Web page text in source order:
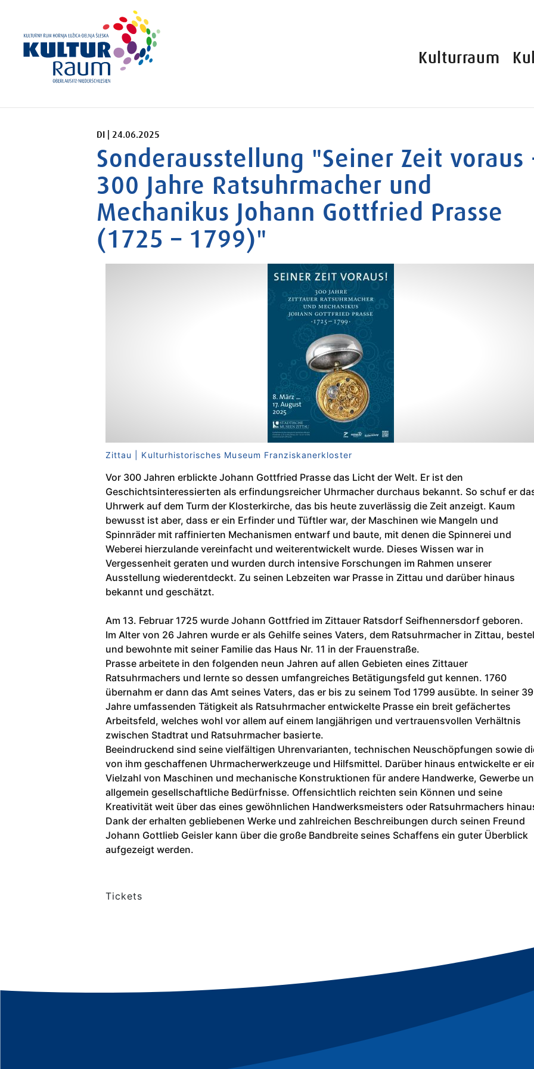
Kulturraum
DIENSTAG 24.06.2025
DI | 24.06.2025
Sonderausstellung "Seiner Zeit voraus
300 Jahre Ratsuhrmacher und
Mechanikus Johann Gottfried Prasse
(1725 – 1799)"
Zittau | Kulturhistorisches Museum Franziskanerkloster
Vor 300 Jahren erblickte Johann Gottfried Prasse das Licht der Welt. Er ist den
Geschichtsinteressierten als erfindungsreicher Uhrmacher durchaus bekannt. So schuf er
Uhrwerk auf dem Turm der Klosterkirche, das bis heute zuverlässig die Zeit anzeigt. Kaum
bewusst ist aber, dass er ein Erfinder und Tüftler war, der Maschinen wie Mangeln und
Spinnräder mit raffinierten Mechanismen entwarf und baute, mit denen die Spinnerei und
Weberei hierzulande vereinfacht und weiterentwickelt wurde. Dieses Wissen war in
Vergessenheit geraten und wurden durch intensive Forschungen im Rahmen unserer
Ausstellung wiederentdeckt. Zu seinen Lebzeiten war Prasse in Zittau und darüber hinaus
bekannt und geschätzt.
Am 13. Februar 1725 wurde Johann Gottfried im Zittauer Ratsdorf Seifhennersdorf geboren.
Im Alter von 26 Jahren wurde er als Gehilfe seines Vaters, dem Ratsuhrmacher in Zittau,
und bewohnte mit seiner Familie das Haus Nr. 11 in der Frauenstraße.
Prasse arbeitete in den folgenden neun Jahren auf allen Gebieten eines Zittauer
Ratsuhrmachers und lernte so dessen umfangreiches Betätigungsfeld gut kennen. 1760
übernahm er dann das Amt seines Vaters, das er bis zu seinem Tod 1799 ausübte. In seiner 39
Jahre umfassenden Tätigkeit als Ratsuhrmacher entwickelte Prasse ein breit gefächertes
Arbeitsfeld, welches wohl vor allem auf einem langjährigen und vertrauensvollen Verhältnis
zwischen Stadtrat und Ratsuhrmacher basierte.
Beeindruckend sind seine vielfältigen Uhrenvarianten, technischen Neuschöpfungen sowie
von ihm geschaffenen Uhrmacherwerkzeuge und Hilfsmittel. Darüber hinaus entwickelte er
Vielzahl von Maschinen und mechanische Konstruktionen für andere Handwerke, Gewerbe
allgemein gesellschaftliche Bedürfnisse. Offensichtlich reichten sein Können und seine
Kreativität weit über das eines gewöhnlichen Handwerksmeisters oder Ratsuhrmachers
Dank der erhalten gebliebenen Werke und zahlreichen Beschreibungen durch seinen Freund
Johann Gottlieb Geisler kann über die große Bandbreite seines Schaffens ein guter Überblick
aufgezeigt werden.
Tickets